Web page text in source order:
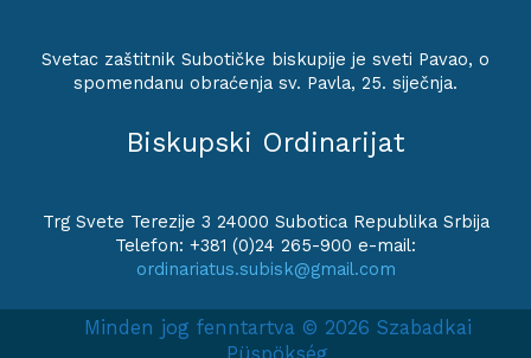
Svetac zaštitnik Subotičke biskupije je sveti Pavao, o
spomendanu obraćenja sv. Pavla, 25. siječnja.
Biskupski Ordinarijat
Trg Svete Terezije 3 24000 Subotica Republika Srbija
Telefon: +381 (0)24 265-900 e-mail:
ordinariatus.subisk@gmail.com
Minden jog fenntartva © 2026 Szabadkai